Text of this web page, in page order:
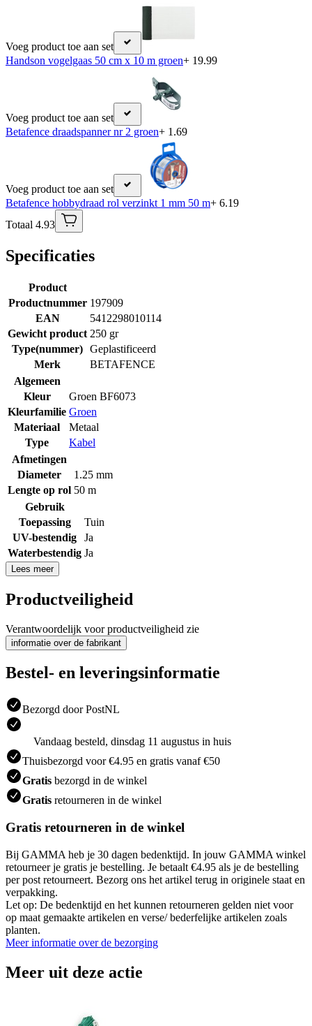
Voeg product toe aan set
Handson vogelgaas 50 cm x 10 m groen+ 19.99
Voeg product toe aan set
Betafence draadspanner nr 2 groen+ 1.69
Voeg product toe aan set
Betafence hobbydraad rol verzinkt 1 mm 50 m+ 6.19
Totaal 4.93
Specificaties
Product
Productnummer 197909
EAN
5412298010114
Gewicht product 250 gr
Type(nummer) Geplastificeerd
Merk
BETAFENCE
Algemeen
Kleur
Groen BF6073
Kleurfamilie Groen
Materiaal
Metaal
Type
Kabel
Afmetingen
Diameter
1.25 mm
Lengte op rol 50 m
Gebruik
Toepassing
Tuin
UV-bestendig
Ja
Waterbestendig Ja
Lees meer
Productveiligheid
Verantwoordelijk voor productveiligheid zie
informatie over de fabrikant
Bestel- en leveringsinformatie
Bezorgd door PostNL
Vandaag besteld, dinsdag 11 augustus in huis
Thuisbezorgd voor €4.95 en gratis vanaf €50
Gratis bezorgd in de winkel
Gratis retourneren in de winkel
Gratis retourneren in de winkel
Bij GAMMA heb je 30 dagen bedenktijd. In jouw GAMMA winkel
retourneer je gratis je bestelling. Je betaalt €4.95 als je de bestelling
per post retourneert. Bezorg ons het artikel terug in originele staat en
verpakking.
Let op: De bedenktijd en het kunnen retourneren gelden niet voor
op maat gemaakte artikelen en verse/ bederfelijke artikelen zoals
planten.
Meer informatie over de bezorging
Meer uit deze actie